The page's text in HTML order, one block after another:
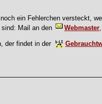
ein Fehlerchen versteckt,
Mail an den
Webmaster
der findet in der